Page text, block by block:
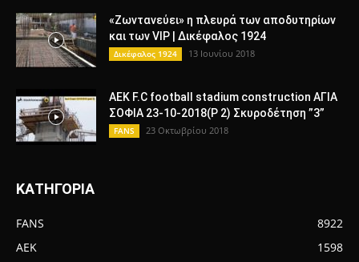
«Ζωντανεύει» η πλευρά των αποδυτηρίων
και των VIP | Δικέφαλος 1924
Δικέφαλος 1924 13 Ιουνίου 2018
AEK F.C football stadium construction ΑΓΙΑ
ΣΟΦΙΑ 23-10-2018(P 2) Σκυροδέτηση ”3”
FANS 23 Οκτωβρίου 2018
ΚΑΤΗΓΟΡΙΑ
FANS
8922
AEK
1598